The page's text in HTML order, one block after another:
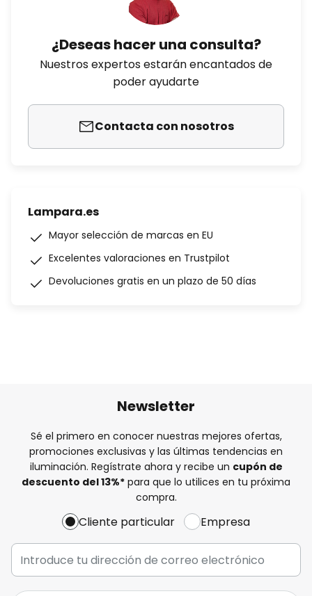
¿Deseas hacer una consulta?
Nuestros expertos estarán encantados de
poder ayudarte
Contacta con nosotros
Lampara.es
Mayor selección de marcas en EU
Excelentes valoraciones en Trustpilot
Devoluciones gratis en un plazo de 50 días
Newsletter
Sé el primero en conocer nuestras mejores ofertas,
promociones exclusivas y las últimas tendencias en
iluminación. Regístrate ahora y recibe un cupón de
descuento del13%* para que lo utilices en tu próxima
compra.
Cliente particular Empresa